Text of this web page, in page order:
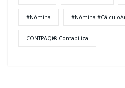
#Nómina #Nómina
CONTPAQi® Contabiliza